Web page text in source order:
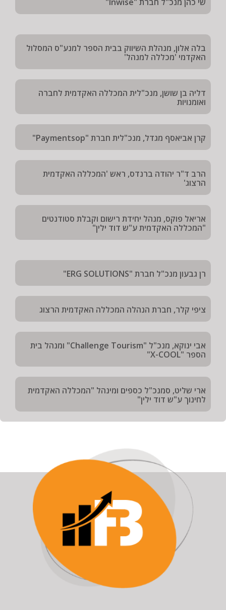
בלה אלון, מנהלת השיווק בבית הספר למנע"ס המסלול
האקדמי 'מכללה למנהל'
דליה בן שושן, מנכ"לית המכללה האקדמית לחברה
ואומנויות
קרן אביאסף מגדל, מנכ"לית חברת "Paymentsop"
הרב ד"ר יהודה ברנדס, ראש 'המכללה האקדמית
הרצוג'
אריאל פוקס, מנהל יחידת רישום וקבלת סטודנטים
"המכללה האקדמית ע"ש דוד ילין"
רן גבעון מנכ"ל חברת "ERG SOLUTIONS"
ציפי קלר, חברת הנהלה המכללה האקדמית הרצוג
אבי ינוקא, מנכ"ל "Challenge Tourism" ומנהל בית
הספר "X-COOL"
ארי שליט, סמנכ"ל כספים ומינהל "המכללה האקדמית
לחינוך ע"ש דוד ילין"